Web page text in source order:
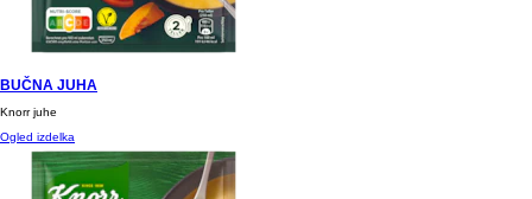
BUČNA JUHA
Knorr juhe
Ogled izdelka